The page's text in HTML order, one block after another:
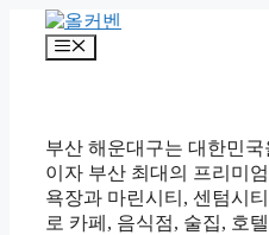
메
부산 해운대구는 대한민
이자 부산 최대의 프리미
욕장과 마린시티, 센텀시
로 카페, 음식점, 술집, 호